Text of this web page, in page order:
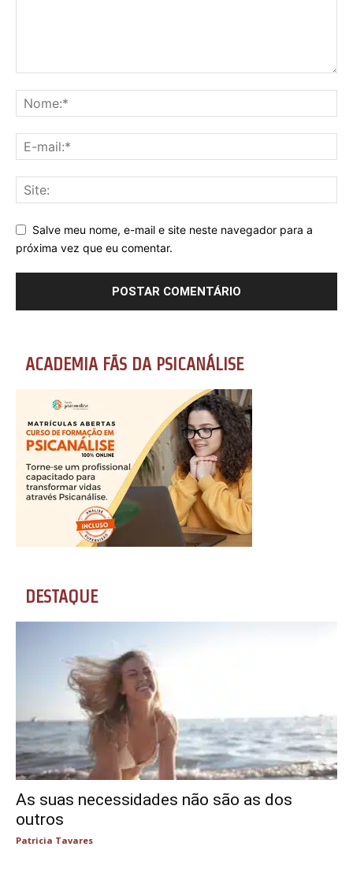
Salve meu nome, e-mail e site neste navegador para a
próxima vez que eu comentar.
ACADEMIA FÃS DA PSICANÁLISE
DESTAQUE
As suas necessidades não são as dos
outros
Patricia Tavares